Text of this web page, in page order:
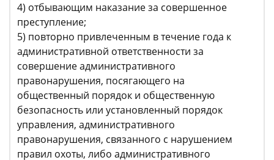
4) отбывающим наказание за совершенное
преступление;
5) повторно привлеченным в течение года к
административной ответственности за
совершение административного
правонарушения, посягающего на
общественный порядок и общественную
безопасность или установленный порядок
управления, административного
правонарушения, связанного с нарушением
правил охоты, либо административного